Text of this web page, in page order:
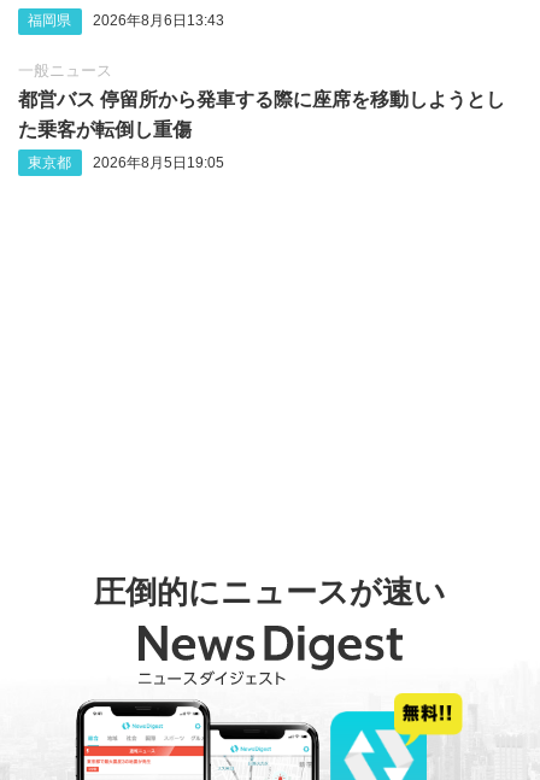
福岡県 2026年8月6日13:43
一般ニュース
都営バス 停留所から発車する際に座席を移動しようとし
た乗客が転倒し重傷
東京都 2026年8月5日19:05
圧倒的にニュースが速い